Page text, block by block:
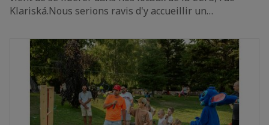
Klariská.Nous serions ravis d'y accueillir un…